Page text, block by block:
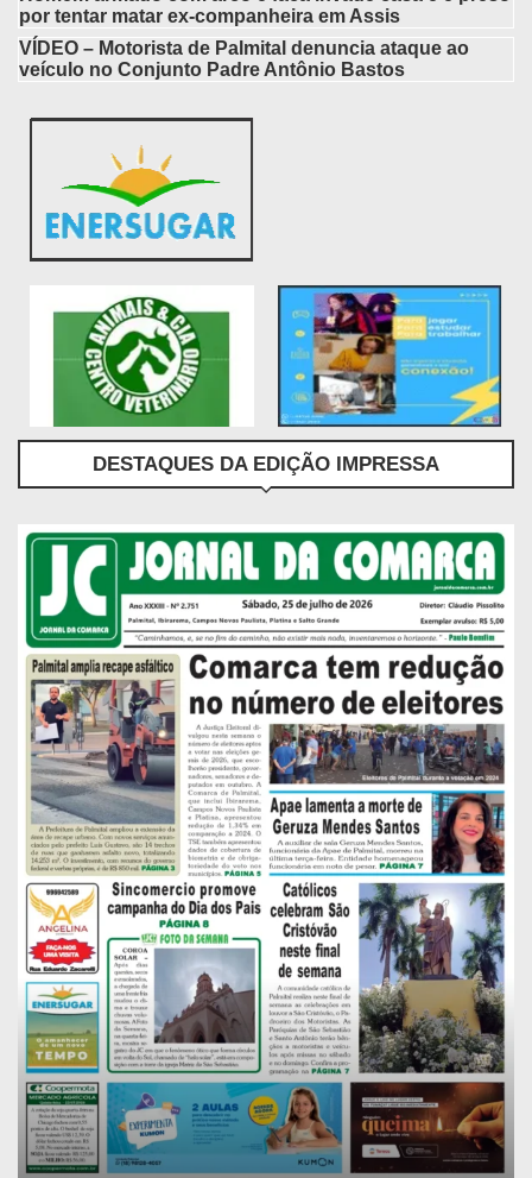
por tentar matar ex-companheira em Assis
VÍDEO – Motorista de Palmital denuncia ataque ao
veículo no Conjunto Padre Antônio Bastos
DESTAQUES DA EDIÇÃO IMPRESSA